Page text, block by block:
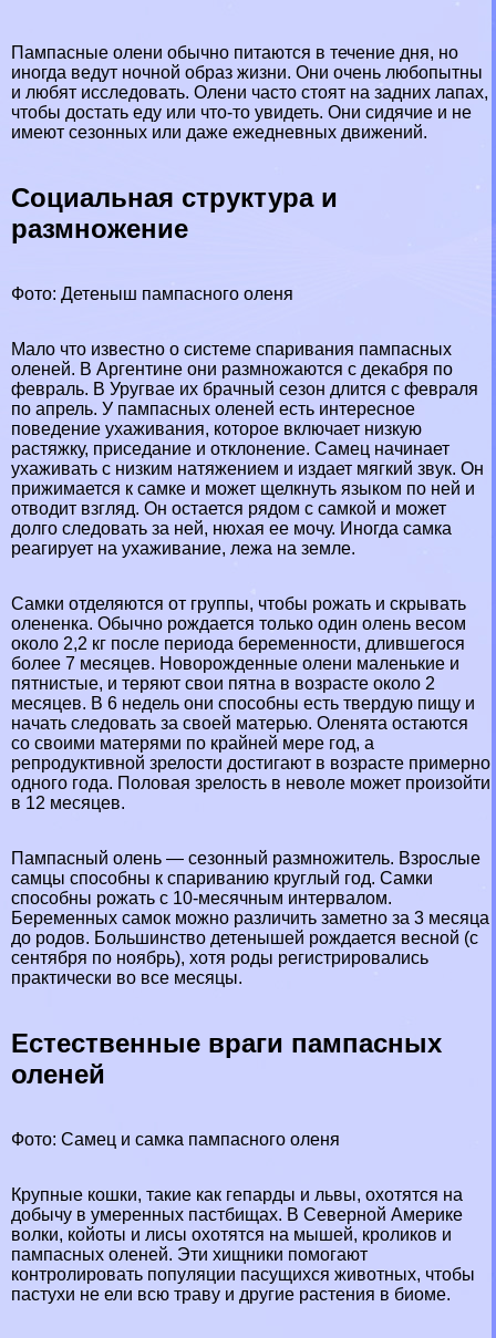
Пампасные олени обычно питаются в течение дня, но
иногда ведут ночной образ жизни. Они очень любопытны
и любят исследовать. Олени часто стоят на задних лапах,
чтобы достать еду или что-то увидеть. Они сидячие и не
имеют сезонных или даже ежедневных движений.
Социальная структура и
размножение
Фото: Детеныш пампасного оленя
Мало что известно о системе спаривания пампасных
оленей. В Аргентине они размножаются с декабря по
февраль. В Уругвае их брачный сезон длится с февраля
по апрель. У пампасных оленей есть интересное
поведение ухаживания, которое включает низкую
растяжку, приседание и отклонение. Самец начинает
ухаживать с низким натяжением и издает мягкий звук. Он
прижимается к самке и может щелкнуть языком по ней и
отводит взгляд. Он остается рядом с самкой и может
долго следовать за ней, нюхая ее мочу. Иногда самка
реагирует на ухаживание, лежа на земле.
Самки отделяются от группы, чтобы рожать и скрывать
олененка. Обычно рождается только один олень весом
около 2,2 кг после периода беременности, длившегося
более 7 месяцев. Новорожденные олени маленькие и
пятнистые, и теряют свои пятна в возрасте около 2
месяцев. В 6 недель они способны есть твердую пищу и
начать следовать за своей матерью. Оленята остаются
со своими матерями по крайней мере год, а
репродуктивной зрелости достигают в возрасте примерно
одного года. Пoлoвая зрелость в неволе может произойти
в 12 месяцев.
Пампасный олень — сезонный размножитель. Взрослые
самцы способны к спариванию круглый год. Самки
способны рожать с 10-мecячным интервалом.
Беременных самок можно различить заметно за 3 месяца
до родов. Большинство детенышей рождается весной (с
сентября по ноябрь), хотя роды регистрировались
пpaктически во все месяцы.
Естественные враги пампасных
оленей
Фото: Самец и самка пампасного оленя
Крупные кошки, такие как гепарды и львы, охотятся на
добычу в умеренных пастбищах. В Северной Америке
волки, койоты и лисы охотятся на мышей, кроликов и
пампасных оленей. Эти хищники помогают
контролировать популяции пасущихся животных, чтобы
пастухи не ели всю траву и другие растения в биоме.